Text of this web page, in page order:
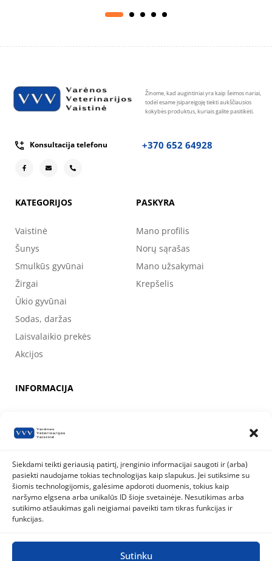
Siekdami teikti geriausią patirtį, įrenginio informacijai saugoti ir (arba)
pasiekti naudojame tokias technologijas kaip slapukus. Jei sutiksime su
šiomis technologijomis, galėsime apdoroti duomenis, tokius kaip
naršymo elgsena arba unikalūs ID šioje svetainėje. Nesutikimas arba
sutikimo atšaukimas gali neigiamai paveikti tam tikras funkcijas ir
funkcijas.
Sutinku
Žinome, kad augintiniai yra kaip šeimos nariai,
todėl esame įsipareigoję tiekti aukščiausios
kokybės produktus, kuriais galite pasitikėti.
Konsultacija telefonu +370 652 64928
KATEGORIJOS
Vaistinė
Šunys
Smulkūs gyvūnai
Žirgai
Ūkio gyvūnai
Sodas, daržas
Laisvalaikio prekės
Akcijos
PASKYRA
Mano profilis
Norų sąrašas
Mano užsakymai
Krepšelis
INFORMACIJA
Kontaktai
Valstybinė maisto ir veterinarijos tarnyba
Siesikų g. 19 LT-07170 Vilnius
8 800 40 403
www.vmvt.lt